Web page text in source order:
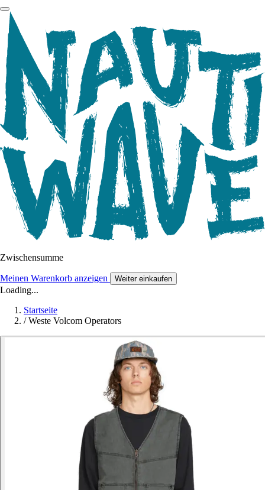
Zwischensumme
Meinen Warenkorb anzeigen Weiter einkaufen
Loading...
Startseite
/ Weste Volcom Operators